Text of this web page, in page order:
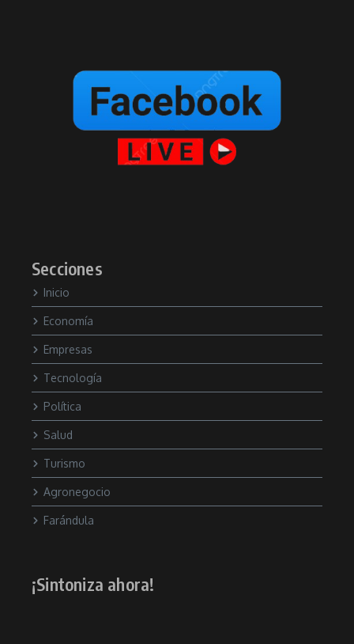
Secciones
Inicio
Economía
Empresas
Tecnología
Política
Salud
Turismo
Agronegocio
Farándula
¡Sintoniza ahora!